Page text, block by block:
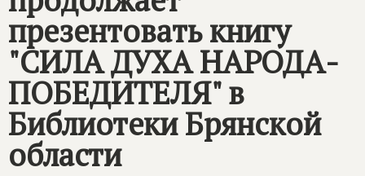
презентовать книгу
"СИЛА ДУХА НАРОДА-
ПОБЕДИТЕЛЯ" в
Библиотеки Брянской
области